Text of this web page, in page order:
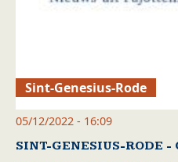
Sint-Genesius-Rode
05/12/2022 - 16:09
SINT-GENESIUS-RODE